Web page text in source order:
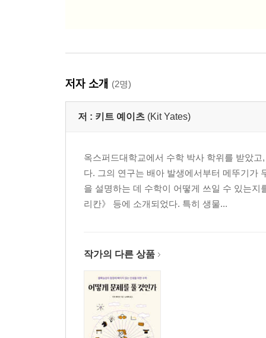
저자 소개 (2명)
저 : 키트 예이츠 (Kit Yates)
옥스퍼드대학교에서 수학 박사 학위를 받았
다. 그의 연구는 배아 발생에서부터 메뚜기가
을 설명하는 데 수학이 어떻게 쓰일 수 있는
리칸》 등에 소개되었다. 특히 생물...
작가의 다른 상품